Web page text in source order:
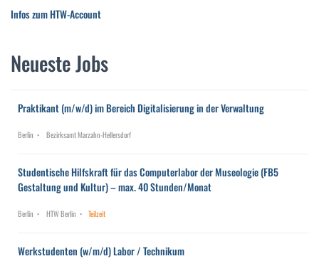
Infos zum HTW-Account
Neueste Jobs
Praktikant (m/w/d) im Bereich Digitalisierung in der Verwaltung
Berlin Bezirksamt Marzahn-Hellersdorf
Studentische Hilfskraft für das Computerlabor der Museologie (FB5
Gestaltung und Kultur) – max. 40 Stunden/Monat
Berlin HTW Berlin Teilzeit
Werkstudenten (w/m/d) Labor / Technikum